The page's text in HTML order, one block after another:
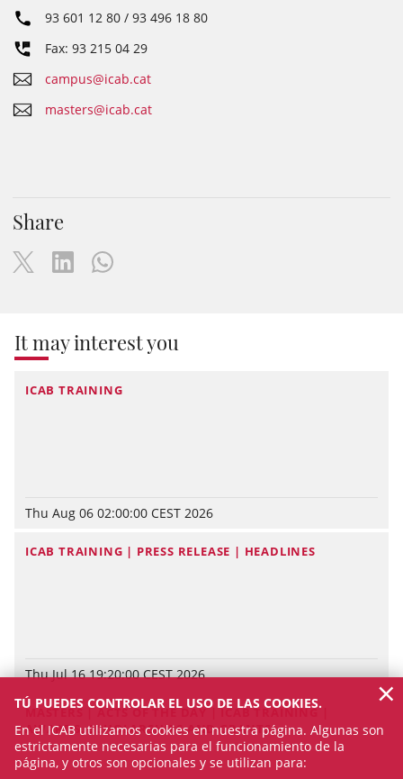
93 601 12 80 / 93 496 18 80
Fax: 93 215 04 29
campus@icab.cat
masters@icab.cat
Share
It may interest you
ICAB TRAINING
Thu Aug 06 02:00:00 CEST 2026
ICAB TRAINING | PRESS RELEASE | HEADLINES
Thu Jul 16 19:20:00 CEST 2026
MASTERS | ACTS OF THE DAY | ICAB TRAINING |
AWARDS, SCHOLARSHIPS AND GRANTS
TÚ PUEDES CONTROLAR EL USO DE LAS COOKIES.
En el ICAB utilizamos cookies en nuestra página. Algunas son
estrictamente necesarias para el funcionamiento de la
página, y otros son opcionales y se utilizan para:
×